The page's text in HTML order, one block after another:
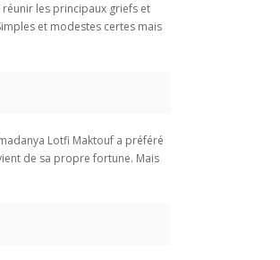
les principaux griefs et
et modestes certes mais
Lotfi Maktouf a préféré
de sa propre fortune. Mais